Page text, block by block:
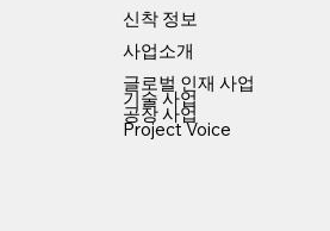
신착 정보
사업소개
글로벌 인재 사업
기술 사업
공장 사업
Project Voice